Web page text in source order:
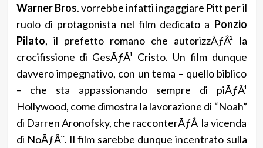
Warner Bros. vorrebbe infatti ingaggiare Pitt per il
ruolo di protagonista nel film dedicato a Ponzio
Pilato, il prefetto romano che autorizzÃƒÂ² la
crocifissione di GesÃƒÂ¹ Cristo. Un film dunque
davvero impegnativo, con un tema – quello biblico
– che sta appassionando sempre di piÃƒÂ¹
Hollywood, come dimostra la lavorazione di “Noah”
di Darren Aronofsky, che racconterÃƒÂ la vicenda
di NoÃƒÂ¨. Il film sarebbe dunque incentrato sulla